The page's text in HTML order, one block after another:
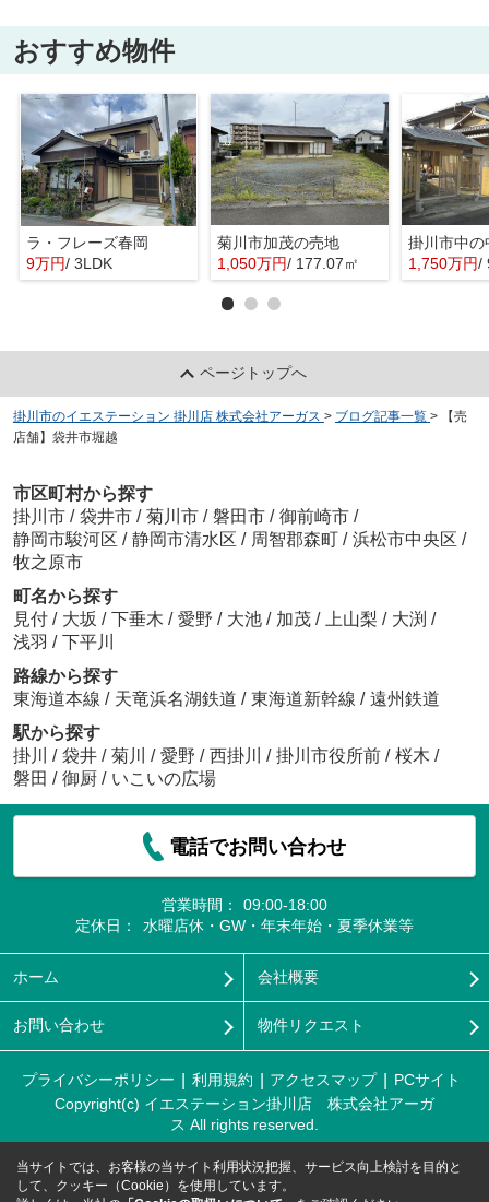
おすすめ物件
ラ・フレーズ春岡
9万円/ 3LDK
菊川市加茂の売地
1,050万円/ 177.07㎡
掛川市中の
1,750万円/
ページトップへ
掛川市のイエステーション 掛川店 株式会社アーガス > ブログ記事一覧 >
【売
店舗】袋井市堀越
市区町村から探す
掛川市 / 袋井市 / 菊川市 / 磐田市 / 御前崎市 /
静岡市駿河区 / 静岡市清水区 / 周智郡森町 / 浜松市中央区 /
牧之原市
町名から探す
見付 / 大坂 / 下垂木 / 愛野 / 大池 / 加茂 / 上山梨 / 大渕 /
浅羽 / 下平川
路線から探す
東海道本線 / 天竜浜名湖鉄道 / 東海道新幹線 / 遠州鉄道
駅から探す
掛川
/ 袋井 / 菊川 / 愛野 / 西掛川 / 掛川市役所前 / 桜木 /
磐田 / 御厨 / いこいの広場
電話でお問い合わせ
営業時間：
09:00-18:00
定休日：
水曜店休・GW・年末年始・夏季休業等
ホーム 会社概要
お問い合わせ 物件リクエスト
プライバシーポリシー 利用規約 アクセスマップ
PCサイト
Copyright(c) イエステーション掛川店 株式会社アーガ
ス All rights reserved.
当サイトでは、お客様の当サイト利用状況把握、サービス向上検討を目的と
して、クッキー（Cookie）を使用しています。